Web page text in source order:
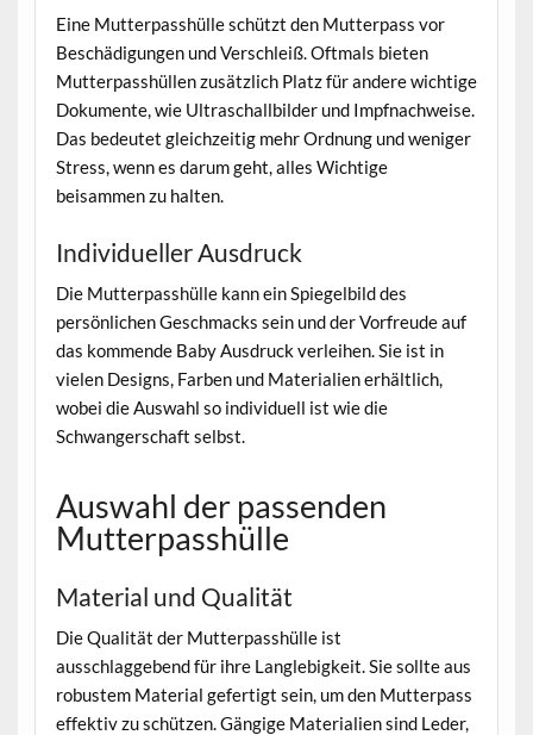
Eine Mutterpasshülle schützt den Mutterpass vor
Beschädigungen und Verschleiß. Oftmals bieten
Mutterpasshüllen zusätzlich Platz für andere wichtige
Dokumente, wie Ultraschallbilder und Impfnachweise.
Das bedeutet gleichzeitig mehr Ordnung und weniger
Stress, wenn es darum geht, alles Wichtige
beisammen zu halten.
Individueller Ausdruck
Die Mutterpasshülle kann ein Spiegelbild des
persönlichen Geschmacks sein und der Vorfreude auf
das kommende Baby Ausdruck verleihen. Sie ist in
vielen Designs, Farben und Materialien erhältlich,
wobei die Auswahl so individuell ist wie die
Schwangerschaft selbst.
Auswahl der passenden
Mutterpasshülle
Material und Qualität
Die Qualität der Mutterpasshülle ist
ausschlaggebend für ihre Langlebigkeit. Sie sollte aus
robustem Material gefertigt sein, um den Mutterpass
effektiv zu schützen. Gängige Materialien sind Leder,